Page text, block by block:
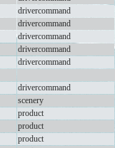
drivercommand
drivercommand
drivercommand
drivercommand
drivercommand
drivercommand
scenery
product
product
product